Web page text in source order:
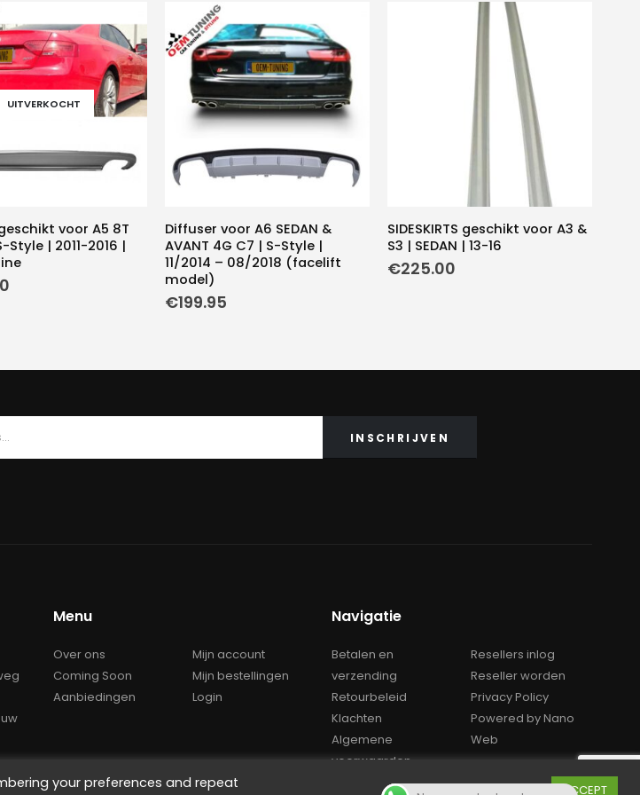
UITVERKOCHT
voor A5 8T
Style | 2011-2016 |
Diffuser voor A6 SEDAN &
AVANT 4G C7 | S-Style |
11/2014 – 08/2018 (facelift
model)
€199.95
SIDESKIRTS geschikt voor A3 &
S3 | SEDAN | 13-16
€225.00
Menu
Over ons
Coming Soon
Aanbiedingen
Mijn account
Mijn bestellingen
Login
Navigatie
Betalen en
verzending
Retourbeleid
Klachten
Algemene
voorwaarden
Resellers inlog
Reseller worden
Privacy Policy
Powered by Nano
Web
your preferences and repeat
Cookie instellingen ACCEPT